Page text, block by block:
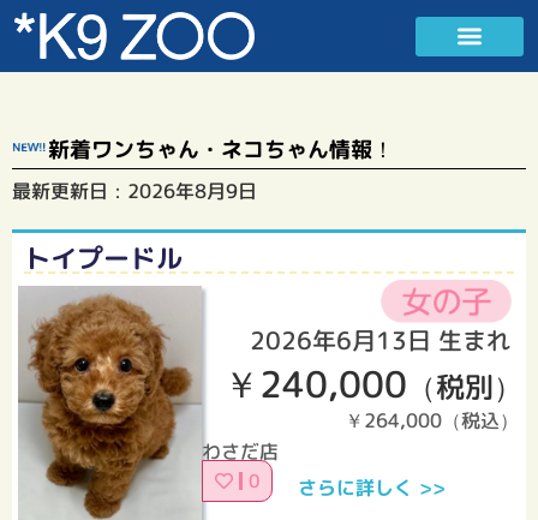
新着ワンちゃん・ネコちゃん情報！
最新更新日： 2026年8月9日
トイプードル
2026年6月13日 生まれ
￥240,000 （税別）
￥264,000（税込）
わさだ店
0 さらに詳しく >>